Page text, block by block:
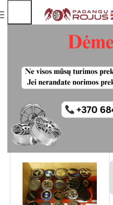
Ratlankiu dangteliai